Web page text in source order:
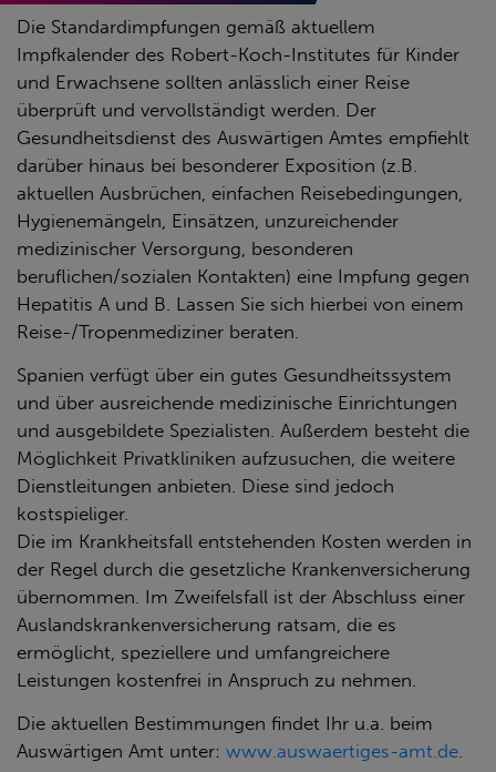
Die Standardimpfungen gemäß aktuellem
Impfkalender des Robert-Koch-Institutes für Kinder
und Erwachsene sollten anlässlich einer Reise
überprüft und vervollständigt werden. Der
Gesundheitsdienst des Auswärtigen Amtes empfiehlt
darüber hinaus bei besonderer Exposition (z.B.
aktuellen Ausbrüchen, einfachen Reisebedingungen,
Hygienemängeln, Einsätzen, unzureichender
medizinischer Versorgung, besonderen
beruflichen/sozialen Kontakten) eine Impfung gegen
Hepatitis A und B. Lassen Sie sich hierbei von einem
Reise-/Tropenmediziner beraten.
Spanien verfügt über ein gutes Gesundheitssystem
und über ausreichende medizinische Einrichtungen
und ausgebildete Spezialisten. Außerdem besteht die
Möglichkeit Privatkliniken aufzusuchen, die weitere
Dienstleitungen anbieten. Diese sind jedoch
kostspieliger.
Die im Krankheitsfall entstehenden Kosten werden in
der Regel durch die gesetzliche Krankenversicherung
übernommen. Im Zweifelsfall ist der Abschluss einer
Auslandskrankenversicherung ratsam, die es
ermöglicht, speziellere und umfangreichere
Leistungen kostenfrei in Anspruch zu nehmen.
Die aktuellen Bestimmungen findet Ihr u.a. beim
Auswärtigen Amt unter: www.auswaertiges-amt.de